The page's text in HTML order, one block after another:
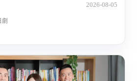
2026-08-05
劇